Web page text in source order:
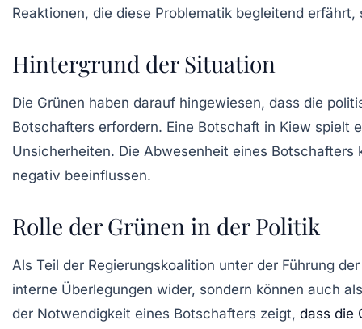
Reaktionen, die diese Problematik begleitend
Hintergrund der Situation
Die Grünen haben darauf hingewiesen, dass die
Botschafters erfordern. Eine Botschaft in Kiew spielt
Unsicherheiten. Die Abwesenheit eines
negativ beeinflussen.
Rolle der Grünen in der Politik
Als Teil der Regierungskoalition unter der Führung
interne Überlegungen wider, sondern können auch
der Notwendigkeit eines Botschafters zeigt, dass die